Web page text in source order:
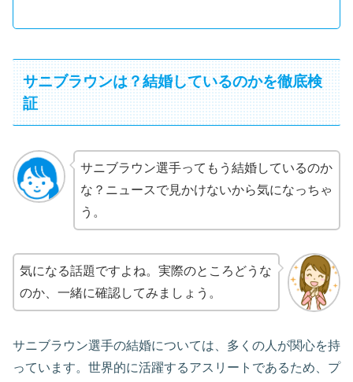
サニブラウンは？結婚しているのかを徹底検
証
サニブラウン選手ってもう結婚しているのか
な？ニュースで見かけないから気になっちゃ
う。
気になる話題ですよね。実際のところどうな
のか、一緒に確認してみましょう。
サニブラウン選手の結婚については、多くの人が関心を持
っています。世界的に活躍するアスリートであるため、プ